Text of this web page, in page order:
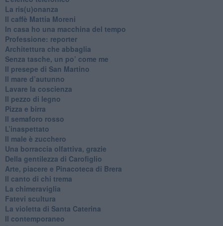
​La ris(u)onanza
​Il caffè Mattia Moreni
​In casa ho una macchina del tempo
Professione: reporter
Architettura che abbaglia
​Senza tasche, un po’ come me
​Il presepe di San Martino
​Il mare d’autunno
​Lavare la coscienza
​Il pezzo di legno
​Pizza e birra
​Il semaforo rosso
​L’inaspettato
​Il male è zucchero
​Una borraccia olfattiva, grazie
​Della gentilezza di Carofiglio
Arte, piacere e Pinacoteca di Brera
​Il canto di chi trema
La chimeraviglia
​Fatevi scultura
​La violetta di Santa Caterina
​Il contemporaneo